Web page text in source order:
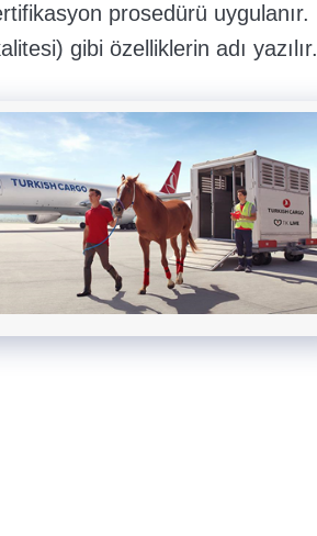
prosedürü uygulanır.
gibi özelliklerin adı yazılır.